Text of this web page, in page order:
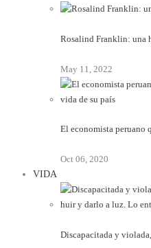
Rosalind Franklin: una
May 11, 2022
El economista peruano
Oct 06, 2020
VIDA
Discapacitada y violada,